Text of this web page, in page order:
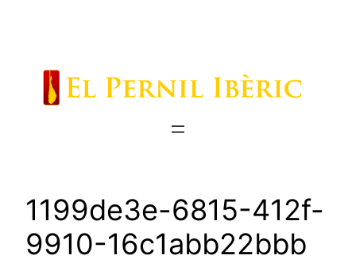
1199de3e-6815-412f-
9910-16c1abb22bbb